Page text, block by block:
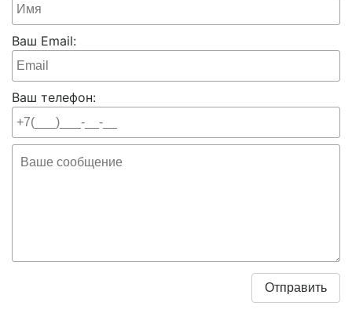
Ваш Email:
Ваш телефон: